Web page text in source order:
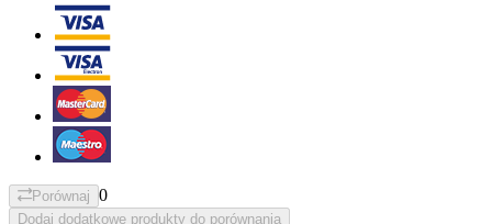
Porównaj 0
Dodaj dodatkowe produkty do porównania